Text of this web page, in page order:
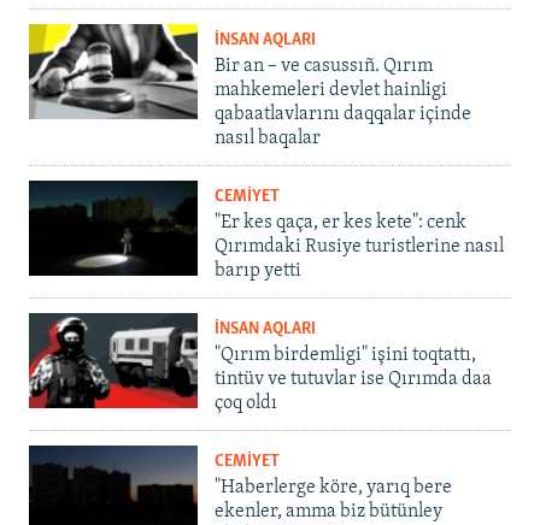
İNSAN AQLARI
Bir an – ve casussıñ. Qırım
mahkemeleri devlet hainligi
qabaatlavlarını daqqalar içinde
nasıl baqalar
CEMİYET
"Er kes qaça, er kes kete": cenk
Qırımdaki Rusiye turistlerine nasıl
barıp yetti
İNSAN AQLARI
"Qırım birdemligi" işini toqtattı,
tintüv ve tutuvlar ise Qırımda daa
çoq oldı
CEMİYET
"Haberlerge köre, yarıq bere
ekenler, amma biz bütünley